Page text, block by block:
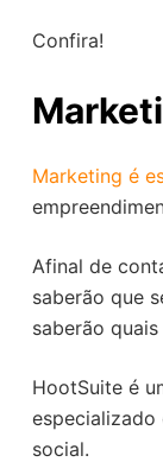
Confira!
Marketing é
Afinal de
saberão que
saberão
HootSuite é
especializado
social.